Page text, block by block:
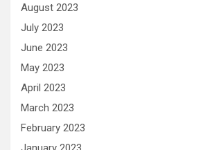
August 2023
July 2023
June 2023
May 2023
April 2023
March 2023
February 2023